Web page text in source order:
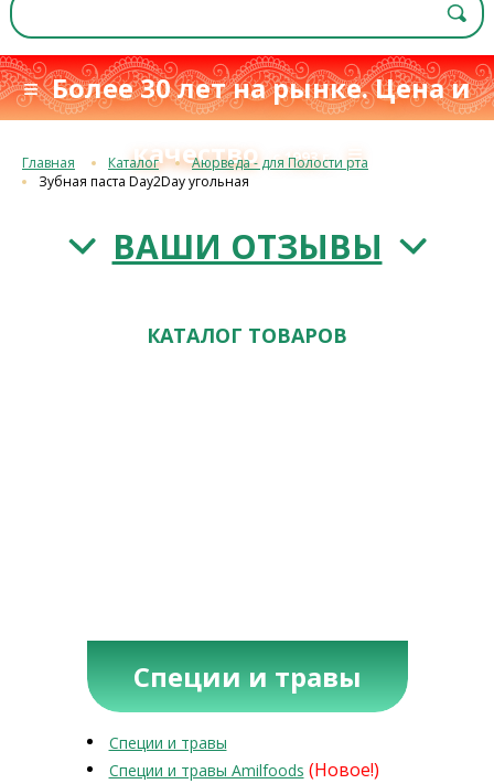
≡ Более 30 лет на рынке. Цена и
качествос 1993 г.≡
Главная Каталог
Аюрведа - для Полости рта
Зубная паста Day2Day угольная
ВАШИ ОТЗЫВЫ
КАТАЛОГ ТОВАРОВ
Специи и травы
Специи и травы
Специи и травы Amilfoods (Новое!)